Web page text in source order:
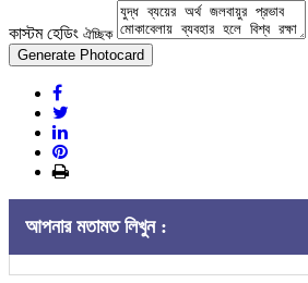
কাস্টম হেডিং ঐচ্ছিক
Generate Photocard
আপনার মতামত লিখুন :